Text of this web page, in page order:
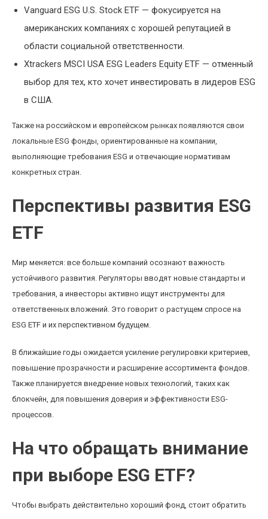
Vanguard ESG U.S. Stock ETF — фокусируется на
американских компаниях с хорошей репутацией в
области социальной ответственности.
Xtrackers MSCI USA ESG Leaders Equity ETF — отменный
выбор для тех, кто хочет инвестировать в лидеров ESG
в США.
Также на российском и европейском рынках появляются свои
локальные ESG фонды, ориентированные на компании,
выполняющие требования ESG и отвечающие нормативам
конкретных стран.
Перспективы развития ESG
ETF
Мир меняется: все больше компаний осознают важность
устойчивого развития. Регуляторы вводят новые стандарты и
требования, а инвесторы активно ищут инструменты для
ответственных вложений. Это говорит о растущем спросе на
ESG ETF и их перспективном будущем.
В ближайшие годы ожидается усиление регулировки критериев,
повышение прозрачности и расширение ассортимента фондов.
Также планируется внедрение новых технологий, таких как
блокчейн, для повышения доверия и эффективности ESG-
процессов.
На что обращать внимание
при выборе ESG ETF?
Чтобы выбрать действительно хороший фонд, стоит обратить